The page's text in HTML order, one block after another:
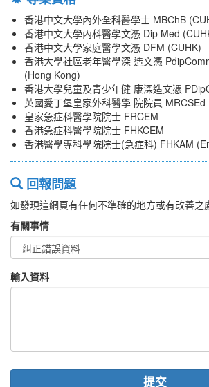
香港中文大學內外全科醫學士 MBChB
香港中文大學內科醫學文憑 Dip Med
香港中文大學家庭醫學文憑 DFM (CUHK)
香港大學社區老年醫學深 造文憑
(Hong Kong)
香港大學兒童及青少年健 康深造文憑
英國愛丁堡皇家外科醫學 院院員 MRCSEd
皇家急症科醫學院院士 FRCEM
香港急症科醫學院院士 FHKCEM
香港醫學專科學院院士(急症科) FHKAM
回報問題
如發現這網頁有任何不準確的地方或有改善之
有關事情
輸入資料
提交